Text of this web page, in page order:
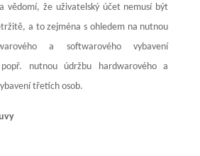
vědomí, že uživatelský účet nemusí být
a to zejména s ohledem na nutnou
a softwarového vybavení
popř. nutnou údržbu hardwarového a
třetích osob.